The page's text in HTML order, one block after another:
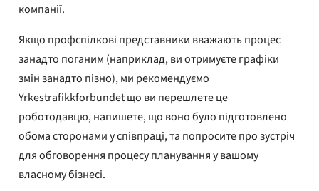
компанії.
Якщо профспілкові представники вважають процес
занадто поганим (наприклад, ви отримуєте графіки
змін занадто пізно), ми рекомендуємо
Yrkestrafikkforbundet що ви перешлете це
роботодавцю, напишете, що воно було підготовлено
обома сторонами у співпраці, та попросите про зустріч
для обговорення процесу планування у вашому
власному бізнесі.